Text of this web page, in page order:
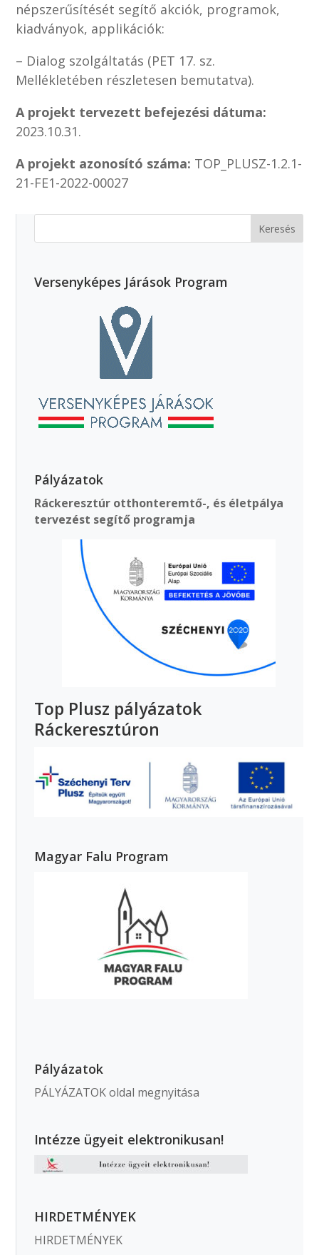
népszerűsítését segítő akciók, programok,
kiadványok, applikációk:
– Dialog szolgáltatás (PET 17. sz.
Mellékletében részletesen bemutatva).
A projekt tervezett befejezési dátuma:
2023.10.31.
A projekt azonosító száma: TOP_PLUSZ-1.2.1-
21-FE1-2022-00027
Versenyképes Járások Program
Pályázatok
Ráckeresztúr otthonteremtő-, és életpálya
tervezést segítő programja
Top Plusz pályázatok
Ráckeresztúron
Magyar Falu Program
Pályázatok
PÁLYÁZATOK oldal megnyitása
Intézze ügyeit elektronikusan!
HIRDETMÉNYEK
HIRDETMÉNYEK